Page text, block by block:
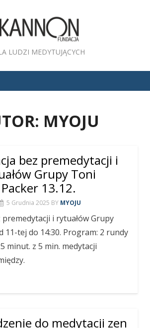
LUDZI MEDYTUJĄCYCH
MYOJU
bez premedytacji i
Grupy Toni
Packer 13.12.
5 Grudnia 2025 BY MYOJU
i rytuałów Grupy
11-tej do 14:30. Program: 2 rundy
minut. z 5 min. medytacji
do medytacji zen